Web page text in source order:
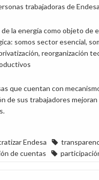
trabajadoras de
de la energía como objeto de
somos sector esencial,
reorganización
que cuentan con
de sus trabajadores
Endesa
de cuentas